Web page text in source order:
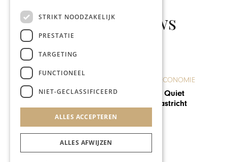
Gerelateerd nieuws
Het meest duurzame kantoor
van het land: locatie dsm-
firmenich in Maastricht
volledig ‘Paris Proof’
STRIKT NOODZAKELIJK
PRESTATIE
TARGETING
FUNCTIONEEL
NIET-GECLASSIFICEERD
ALLES ACCEPTEREN
ALLES AFWIJZEN